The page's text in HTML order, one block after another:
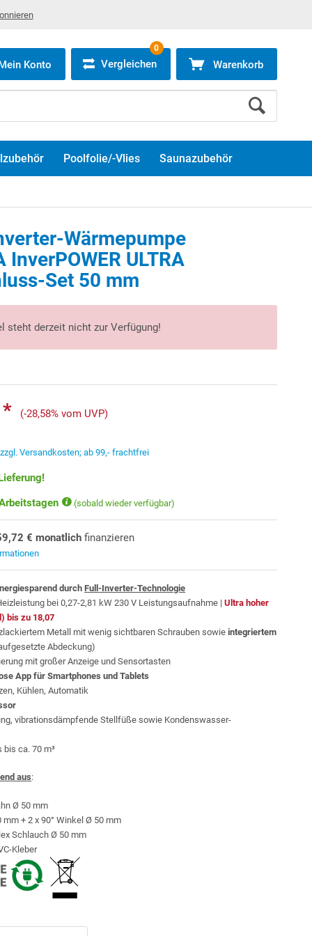
Konto Vergleichen
0
Warenkorb
Poolfolie/-Vlies Saunazubehör
Sie dieMarketing Cookies, um dieses Video anzusehen.
Wärmepumpe
InverPOWER ULTRA
Set 50 mm
steht derzeit nicht zur Verfügung!
* (-28,58% vom UVP)
zzgl. Versandkosten; ab 99,- frachtfrei
(sobald wieder verfügbar)
€ monatlich finanzieren
durchFull-Inverter-Technologie
bei 0,27-2,81 kW 230 V Leistungsaufnahme |Ultra hoher
bis zu 18,07
Metall mit wenig sichtbaren Schrauben sowieintegriertem
Abdeckung)
mit großer Anzeige und Sensortasten
App für Smartphones und Tablets
Kühlen, Automatik
vibrationsdämpfende Stellfüße sowie Kondenswasser-
bis ca. 70 m³
aus:
Ø 50 mm
mm + 2 x 90° Winkel Ø 50 mm
Schlauch Ø 50 mm
Kleber